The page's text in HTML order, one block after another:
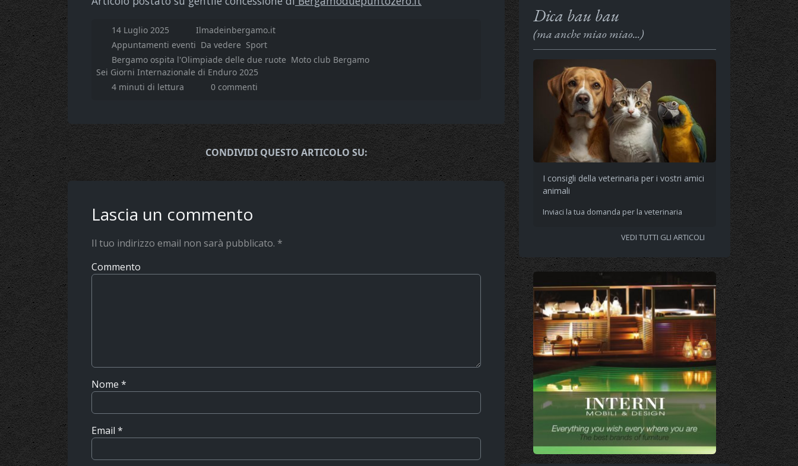
14 Luglio 2025
Ilmadeinbergamo.it
Appuntamenti eventi Da vedere Sport
Bergamo ospita l'Olimpiade delle due ruote Moto club Bergamo
Sei Giorni Internazionale di Enduro 2025
4 minuti di lettura
0 commenti
CONDIVIDI QUESTO ARTICOLO SU:
Lascia un commento
Il tuo indirizzo email non sarà pubblicato. *
Commento
Nome *
Email *
Dica bau bau
(ma anche miao miao...)
I consigli della veterinaria per i vostri amici
animali
Inviaci la tua domanda per la veterinaria
VEDI TUTTI GLI ARTICOLI